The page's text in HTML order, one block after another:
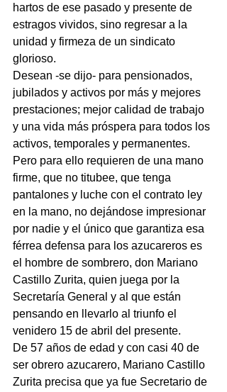
hartos de ese pasado y presente de
estragos vividos, sino regresar a la
unidad y firmeza de un sindicato
glorioso.
Desean -se dijo- para pensionados,
jubilados y activos por más y mejores
prestaciones; mejor calidad de trabajo
y una vida más próspera para todos los
activos, temporales y permanentes.
Pero para ello requieren de una mano
firme, que no titubee, que tenga
pantalones y luche con el contrato ley
en la mano, no dejándose impresionar
por nadie y el único que garantiza esa
férrea defensa para los azucareros es
el hombre de sombrero, don Mariano
Castillo Zurita, quien juega por la
Secretaría General y al que están
pensando en llevarlo al triunfo el
venidero 15 de abril del presente.
De 57 años de edad y con casi 40 de
ser obrero azucarero, Mariano Castillo
Zurita precisa que ya fue Secretario de